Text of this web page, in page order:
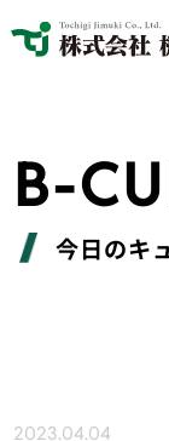
B-
今日のキ
2023.04.04